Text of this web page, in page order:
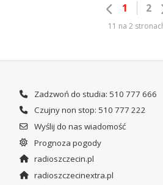
1 2
11 na 2
Zadzwoń do studia: 510 777 666
Czujny non stop: 510 777 222
Wyślij do nas wiadomość
Prognoza pogody
radioszczecin.pl
radioszczecinextra.pl